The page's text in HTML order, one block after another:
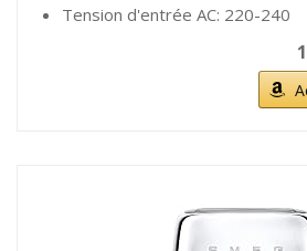
Tension d'entrée AC: 220-240